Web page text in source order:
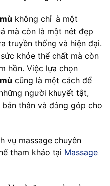
không chỉ là một
mà còn là một nét đẹp
truyền thống và hiện đại.
khỏe thể chất mà còn
hồn. Việc lựa chọn
cũng là một cách để
người khuyết tật,
thân và đóng góp cho
vụ massage chuyên
tham khảo tại Massage